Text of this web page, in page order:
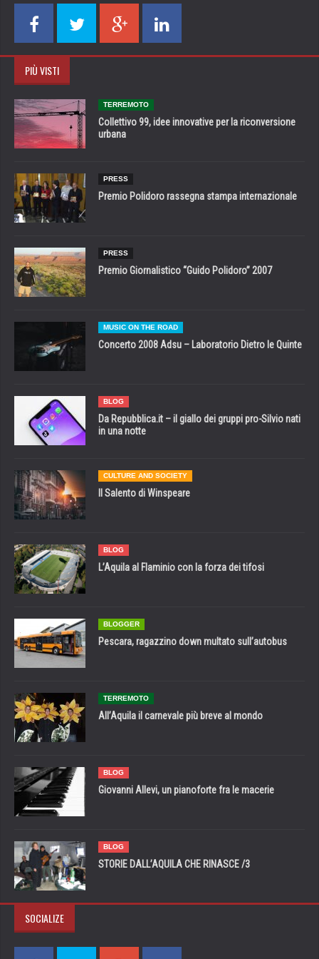
PIÙ VISTI
TERREMOTO
Collettivo 99, idee innovative per la riconversione
urbana
PRESS
Premio Polidoro rassegna stampa internazionale
PRESS
Premio Giornalistico “Guido Polidoro” 2007
MUSIC ON THE ROAD
Concerto 2008 Adsu – Laboratorio Dietro le Quinte
BLOG
Da Repubblica.it – il giallo dei gruppi pro-Silvio nati
in una notte
CULTURE AND SOCIETY
Il Salento di Winspeare
BLOG
L’Aquila al Flaminio con la forza dei tifosi
BLOGGER
Pescara, ragazzino down multato sull’autobus
TERREMOTO
All’Aquila il carnevale più breve al mondo
BLOG
Giovanni Allevi, un pianoforte fra le macerie
BLOG
STORIE DALL’AQUILA CHE RINASCE /3
SOCIALIZE